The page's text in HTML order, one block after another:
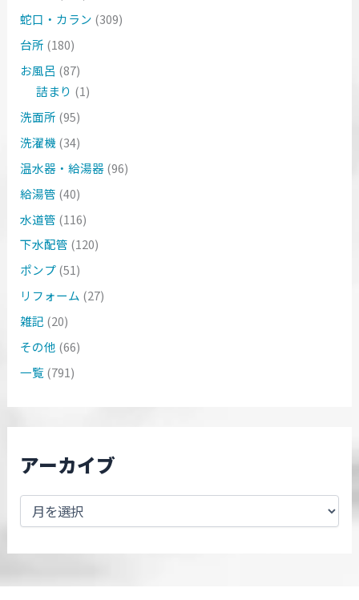
蛇口・カラン (309)
台所 (180)
お風呂 (87)
詰まり (1)
洗面所 (95)
洗濯機 (34)
温水器・給湯器(96)
給湯管 (40)
水道管 (116)
下水配管 (120)
ポンプ(51)
リフォーム (27)
雑記 (20)
その他 (66)
一覧(791)
アーカイブ